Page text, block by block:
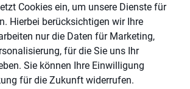
(Hybrid) Systemleistung 200KW
vorn in Aluminium
inkl. Innenraumerlebnis
Cookies ein, um unsere Dienste für
Hierbei berücksichtigen wir Ihre
nur die Daten für Marketing,
für die Sie uns Ihr
Sie können Ihre Einwilligung
für die Zukunft widerrufen.